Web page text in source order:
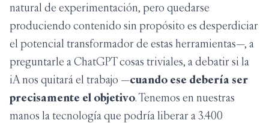
natural de experimentación, pero quedarse
produciendo contenido sin propósito es desperdiciar
el potencial transformador de estas herramientas—, a
preguntarle a ChatGPT cosas triviales, a debatir si la
iA nos quitará el trabajo —cuando ese debería ser
precisamente el objetivo. Tenemos en nuestras
manos la tecnología que podría liberar a 3.400